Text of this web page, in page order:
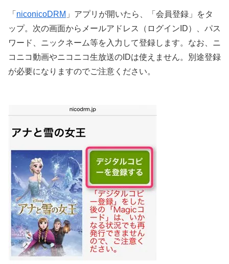
「 niconicoDRM 」アプリが開いたら、「会員登録」をタ
ップ。次の画面からメールアドレス（ログインID）、パス
ワード、ニックネーム等を入力して登録します。なお、ニ
コニコ動画やニコニコ生放送のIDは使えません。別途登録
が必要になりますのでご注意ください。